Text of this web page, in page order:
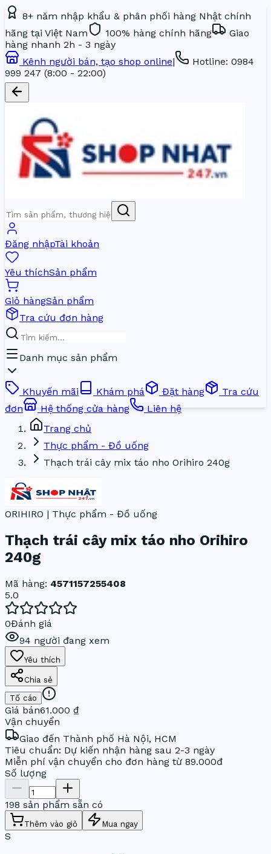
8+ năm nhập khẩu & phân phối hàng Nhật chính
hãng tại Việt Nam
100% hàng chính hãng
Giao
hàng nhanh 2h - 3 ngày
Kênh người bán, tạo shop online| Hotline: 0984
999 247 (8:00 - 22:00)
Đăng nhậpTài khoản
Yêu thíchSản phẩm
Giỏ hàngSản phẩm
Tra cứu đơn hàng
Danh mục sản phẩm
Khuyến mãi Khám phá Đặt hàng
Tra cứu
đơn
Hệ thống cửa hàng
Liên hệ
Trang chủ
Thực phẩm - Đồ uống
Thạch trái cây mix táo nho Orihiro 240g
ORIHIRO | Thực phẩm - Đồ uống
Thạch trái cây mix táo nho Orihiro
240g
Mã hàng: 4571157255408
5.0
0Đánh giá
94 người đang xem
Yêu thích
Chia sẻ
Tố cáo
Giá bán61.000 ₫
Vận chuyển
Giao đến Thành phố Hà Nội, HCM
Tiêu chuẩn: Dự kiến nhận hàng sau 2-3 ngày
Miễn phí vận chuyển cho đơn hàng từ 89.000đ
Số lượng
198 sản phẩm sẵn có
Thêm vào giỏ Mua ngay
S